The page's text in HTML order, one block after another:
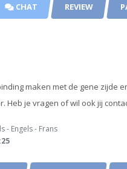
CHAT REVIEW
maken met de gene zijde
je vragen of wil ook jij
- Engels - Frans